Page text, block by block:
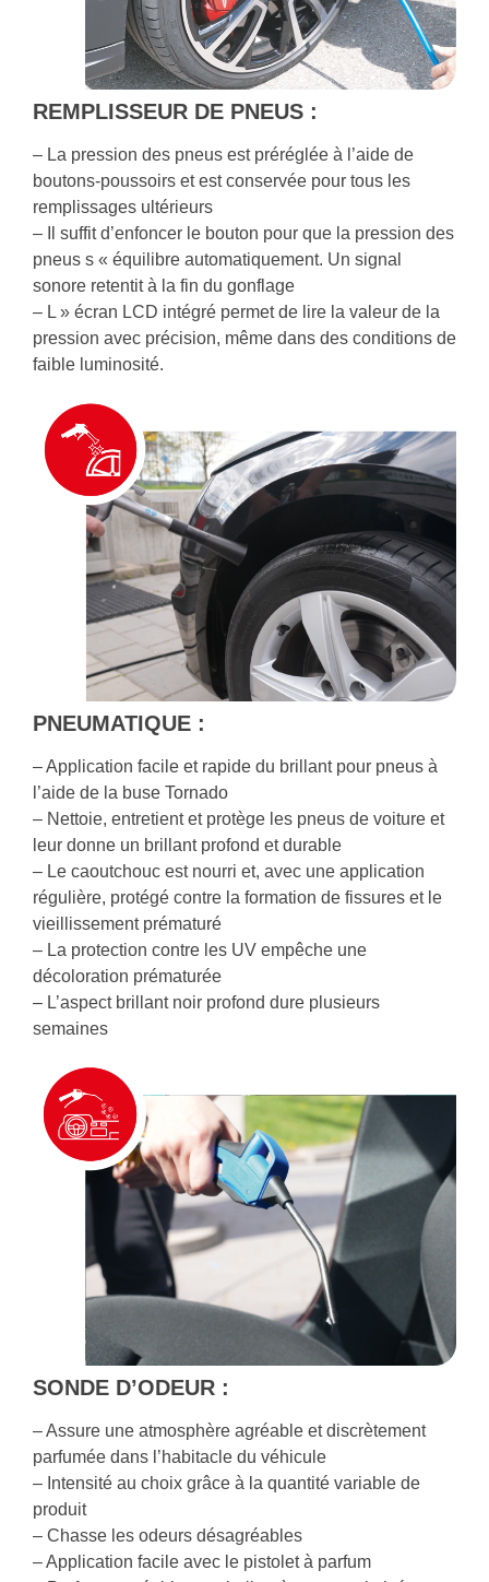
REMPLISSEUR DE PNEUS :
– La pression des pneus est préréglée à l’aide de
boutons-poussoirs et est conservée pour tous les
remplissages ultérieurs
– Il suffit d’enfoncer le bouton pour que la pression des
pneus s « équilibre automatiquement. Un signal
sonore retentit à la fin du gonflage
– L » écran LCD intégré permet de lire la valeur de la
pression avec précision, même dans des conditions de
faible luminosité.
PNEUMATIQUE :
– Application facile et rapide du brillant pour pneus à
l’aide de la buse Tornado
– Nettoie, entretient et protège les pneus de voiture et
leur donne un brillant profond et durable
– Le caoutchouc est nourri et, avec une application
régulière, protégé contre la formation de fissures et le
vieillissement prématuré
– La protection contre les UV empêche une
décoloration prématurée
– L’aspect brillant noir profond dure plusieurs
semaines
SONDE D’ODEUR :
– Assure une atmosphère agréable et discrètement
parfumée dans l’habitacle du véhicule
– Intensité au choix grâce à la quantité variable de
produit
– Chasse les odeurs désagréables
– Application facile avec le pistolet à parfum